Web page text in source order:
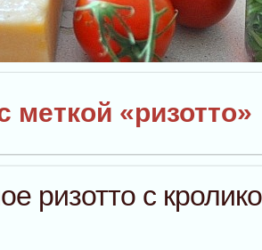
меткой «ризотто»
ризотто с